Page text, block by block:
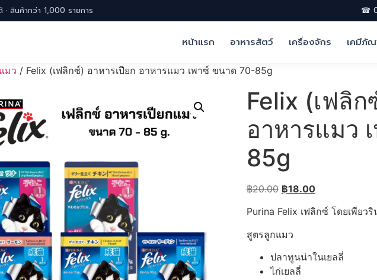
· สินค้ากว่า 1,000 รายการ ☎
หน้าแรก อาหารสัตว์ เครื่องจักร เคมีภั
มว / Felix (เฟลิกซ์) อาหารเปียก อาหารแมว เพาซ์ ขนาด 70-85g
Felix (เฟลิก
อาหารแมว
85g
฿20.00 Original
was:
฿20.00.
฿18.00Current
is:
Purina Felix เฟลิกซ์ โดยเพีย
สูตรลูกแมว
ปลาทูนน่าในเยลลี่
ไก่เยลลี่